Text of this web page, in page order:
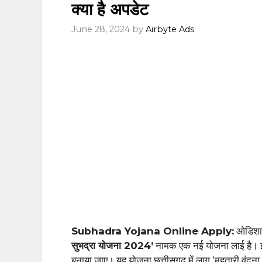
क्या है अपडेट
June 28, 2024 by Airbyte Ads
Subhadra Yojana Online Apply:
सुभद्रा योजना 2024’नामक एक नई योजना लाई है।